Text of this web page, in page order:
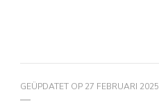
GEÜPDATET OP 27 FEBRUARI 2025